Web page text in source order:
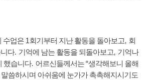
수업은 1회기부터 지난 활동을 돌아보고, 회
다. 기억에 남는 활동을 되돌아보고, 기억나
했습니다. 어르신들께서는“생각해보니 올해
말씀하시며 아쉬움에 눈가가 촉촉해지시기도